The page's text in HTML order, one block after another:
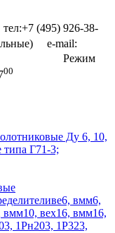
(495) 926-38-
e-mail:
Режим
00
Ду 6, 10,
типа Г71-3;
ве6, вмм6,
вмм10, вех16, вмм16,
1Рн203, 1Р323,